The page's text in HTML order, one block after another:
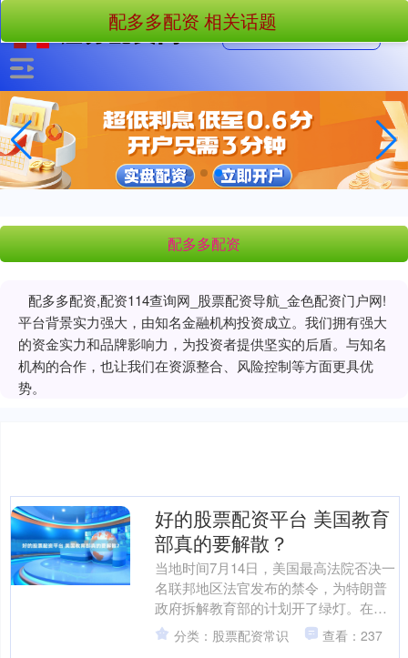
配多多配资
配多多配资,配资114查询网_股票配资导航_金色配资门户网!
平台背景实力强大，由知名金融机构投资成立。我们拥有强大
的资金实力和品牌影响力，为投资者提供坚实的后盾。与知名
机构的合作，也让我们在资源整合、风险控制等方面更具优
势。
配多多配资 相关话题
好的股票配资平台 美国教育
部真的要解散？
当地时间7月14日，美国最高法院否决一
名联邦地区法官发布的禁令，为特朗普
政府拆解教育部的计划开了绿灯。在教
育等关乎国家未来走向的问题上，美国
人产生了两种截然不同....
分类：股票配资常识 查看：237